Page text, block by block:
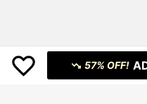
57% OFF!